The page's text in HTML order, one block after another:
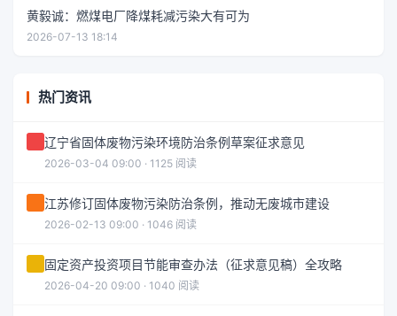
黄毅诚：燃煤电厂降煤耗减污染大有可为
2026-07-13 18:14
热门资讯
辽宁省固体废物污染环境防治条例草案征求意见
2026-03-04 09:00 · 1125 阅读
江苏修订固体废物污染防治条例，推动无废城市建设
2026-02-13 09:00 · 1046 阅读
固定资产投资项目节能审查办法（征求意见稿）全攻略
2026-04-20 09:00 · 1040 阅读